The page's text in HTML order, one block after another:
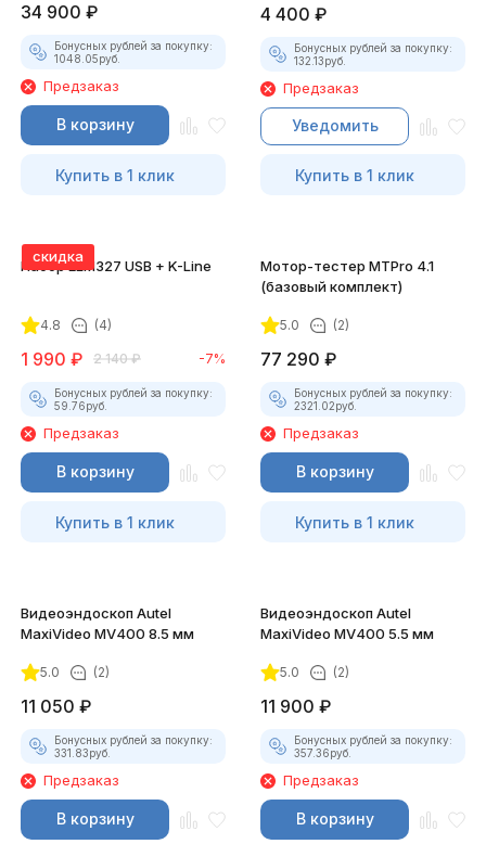
34 900 ₽
Бонусных рублей за покупку:
1048.05руб.
Предзаказ
В корзину
Купить в 1 клик
4 400 ₽
Бонусных рублей за покупку:
132.13руб.
Предзаказ
Уведомить
Купить в 1 клик
скидка
Набор ELM327 USB + K-Line
4.8 (4)
1 990 ₽ 2 140 ₽ -7%
Бонусных рублей за покупку:
59.76руб.
Предзаказ
В корзину
Купить в 1 клик
Мотор-тестер MTPro 4.1
(базовый комплект)
5.0 (2)
77 290 ₽
Бонусных рублей за покупку:
2321.02руб.
Предзаказ
В корзину
Купить в 1 клик
Видеоэндоскоп Autel
MaxiVideo MV400 8.5 мм
5.0 (2)
11 050 ₽
Бонусных рублей за покупку:
331.83руб.
Предзаказ
В корзину
Видеоэндоскоп Autel
MaxiVideo MV400 5.5 мм
5.0 (2)
11 900 ₽
Бонусных рублей за покупку:
357.36руб.
Предзаказ
В корзину